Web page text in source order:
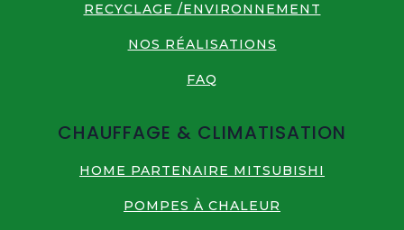
RECYCLAGE /ENVIRONNEMENT
NOS RÉALISATIONS
FAQ
CHAUFFAGE & CLIMATISATION
HOME PARTENAIRE MITSUBISHI
POMPES À CHALEUR